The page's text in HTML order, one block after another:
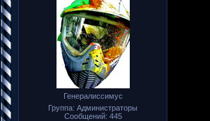
Генералиссимус
Группа: Администраторы
Сообщений: 445